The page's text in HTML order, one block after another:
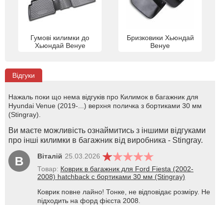
Гумові килимки до
Хьюндай Венуе
Бризковики Хьюндай
Венуе
Відгуки
Нажаль поки що нема відгуків про Килимок в багажник для
Hyundai Venue (2019-...) верхня поличка з бортиками 30 мм
(Stingray).
Ви маєте можливість ознаймитись з іншими відгуками
про інші килимки в багажник від виробника - Stingray.
В Віталій 25.03.2026
Товар: Коврик в багажник для Ford Fiesta (2002-
2008) hatchback с бортиками 30 мм (Stingray)
Коврик повне лайно! Тонке, не відповідає розміру. Не
підходить на форд фієста 2008.